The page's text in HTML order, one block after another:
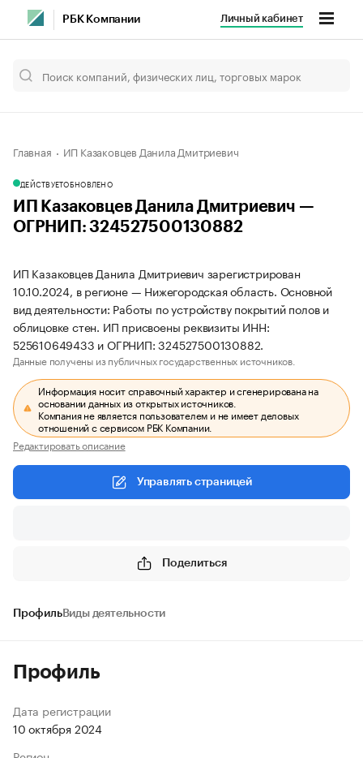
РБК Компании Личный кабинет
Главная ИП Казаковцев Данила Дмитриевич
ДЕЙСТВУЕТОБНОВЛЕНО
ИП Казаковцев Данила Дмитриевич —
ОГРНИП: 324527500130882
ИП Казаковцев Данила Дмитриевич зарегистрирован
10.10.2024, в регионе — Нижегородская область. Основной
вид деятельности: Работы по устройству покрытий полов и
облицовке стен. ИП присвоены реквизиты ИНН:
525610649433 и ОГРНИП: 324527500130882.
Данные получены из публичных государственных источников.
Информация носит справочный характер и сгенерирована на
основании данных из открытых источников.
Компания не является пользователем и не имеет деловых
отношений с сервисом РБК Компании.
Редактировать описание
Управлять страницей
Поделиться
ПрофильВиды деятельности
Профиль
Дата регистрации
10 октября 2024